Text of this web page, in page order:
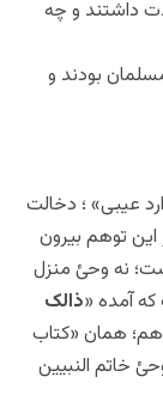
داشتند و چه
بودند و
عیبی» ؛ دخالت
این توهم بیرون
نه وحئ منزل
آمده «ذالک
هم؛ همان «کتاب
خاتم النبیین